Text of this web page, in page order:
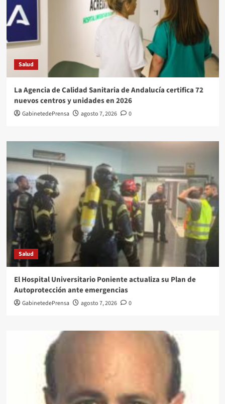
Salud
La Agencia de Calidad Sanitaria de Andalucía certifica 72
nuevos centros y unidades en 2026
GabinetedePrensa agosto 7, 2026 0
Salud
El Hospital Universitario Poniente actualiza su Plan de
Autoprotección ante emergencias
GabinetedePrensa agosto 7, 2026 0